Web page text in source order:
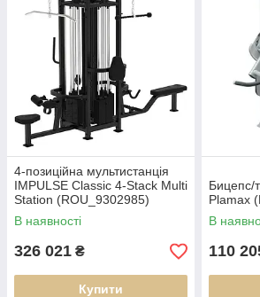
4-позиційна мультистанція
IMPULSE Classic 4-Stack Multi
Station (ROU_9302985)
В наявності
326 021 ₴
Купити
Бицепс/
Plamax
В
110